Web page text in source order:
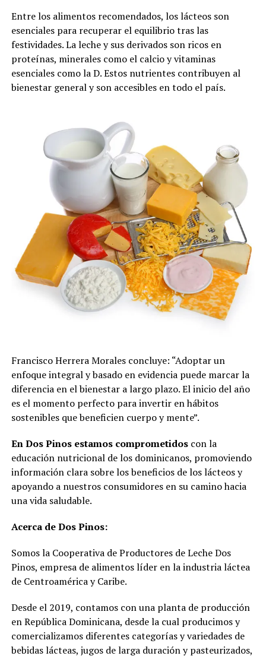
Entre los alimentos recomendados, los lácteos son
esenciales para recuperar el equilibrio tras las
festividades. La leche y sus derivados son ricos en
proteínas, minerales como el calcio y vitaminas
esenciales como la D. Estos nutrientes contribuyen al
bienestar general y son accesibles en todo el país.
Francisco Herrera Morales concluye: “Adoptar un
enfoque integral y basado en evidencia puede marcar la
diferencia en el bienestar a largo plazo. El inicio del año
es el momento perfecto para invertir en hábitos
sostenibles que beneficien cuerpo y mente”.
En Dos Pinos estamos comprometidoscon la
educación nutricional de los dominicanos, promoviendo
información clara sobre los beneficios de los lácteos y
apoyando a nuestros consumidores en su camino hacia
una vida saludable.
Acerca de Dos Pinos:
Somos la Cooperativa de Productores de Leche Dos
Pinos, empresa de alimentos líder en la industria láctea
de Centroamérica y Caribe.
Desde el 2019, contamos con una planta de producción
en República Dominicana, desde la cual producimos y
comercializamos diferentes categorías y variedades de
bebidas lácteas, jugos de larga duración y pasteurizados,